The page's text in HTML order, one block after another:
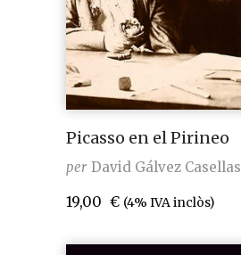
Picasso en el Pirineo
per David Gálvez Casellas
19,00 € (4% IVA inclòs)